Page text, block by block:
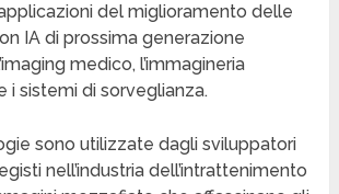
del miglioramento delle
IA di prossima generazione
medico, l’immagineria
i sistemi di sorveglianza.
sono utilizzate dagli sviluppatori
nell’industria dell’intrattenimento